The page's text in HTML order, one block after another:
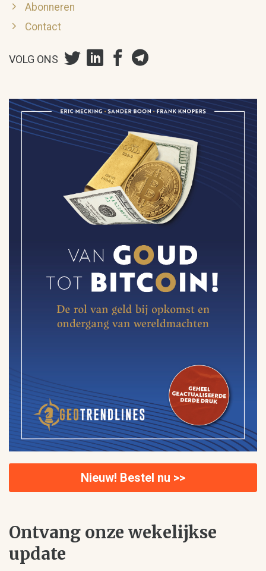
Abonneren
Contact
VOLG ONS
Nieuw! Bestel nu >>
Ontvang onze wekelijkse
update